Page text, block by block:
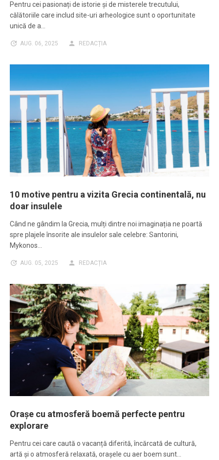
Pentru cei pasionați de istorie și de misterele trecutului,
călătoriile care includ site-uri arheologice sunt o oportunitate
unică de a…
AUG. 06, 2025 REDACȚIA
10 motive pentru a vizita Grecia continentală, nu
doar insulele
Când ne gândim la Grecia, mulți dintre noi imaginația ne poartă
spre plajele însorite ale insulelor sale celebre: Santorini,
Mykonos…
AUG. 05, 2025 REDACȚIA
Orașe cu atmosferă boemă perfecte pentru
explorare
Pentru cei care caută o vacanță diferită, încărcată de cultură,
artă și o atmosferă relaxată, orașele cu aer boem sunt…